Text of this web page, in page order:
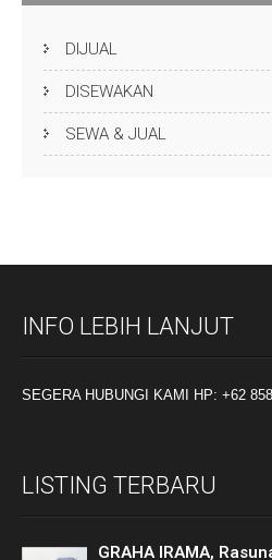
DIJUAL
DISEWAKAN
SEWA & JUAL
INFO LEBIH LANJUT
SEGERA HUBUNGI KAMI HP: +62
LISTING TERBARU
GRAHA IRAMA,